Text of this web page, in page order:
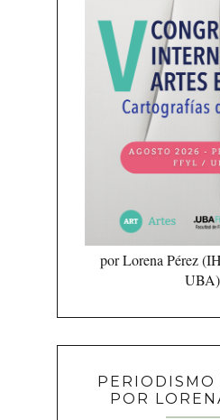
por Lorena Pérez
UBA)
PERIODISMO
POR